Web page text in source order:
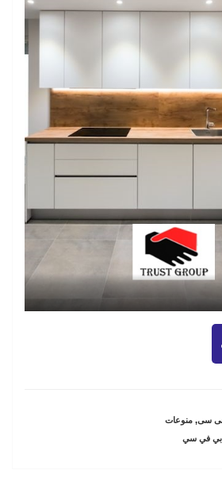
فى سى,منوعات
بي في سي